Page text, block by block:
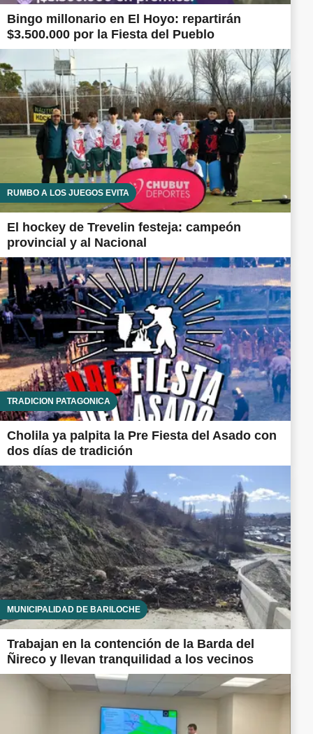
Bingo millonario en El Hoyo: repartirán
$3.500.000 por la Fiesta del Pueblo
RUMBO A LOS JUEGOS EVITA
El hockey de Trevelin festeja: campeón
provincial y al Nacional
TRADICIÓN PATAGÓNICA
Cholila ya palpita la Pre Fiesta del Asado con
dos días de tradición
MUNICIPALIDAD DE BARILOCHE
Trabajan en la contención de la Barda del
Ñireco y llevan tranquilidad a los vecinos